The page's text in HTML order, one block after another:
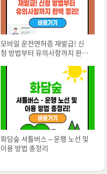
모바일 운전면허증 재발급! 신
청 방법부터 유의사항까지 완벽
화담숲 셔틀버스 – 운행 노선 및
이용 방법 총정리